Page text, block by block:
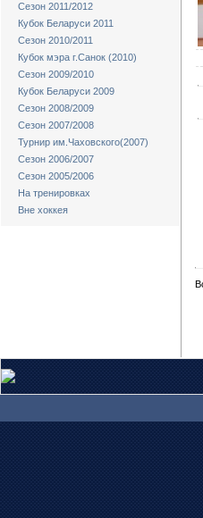
Сезон 2011/2012
Кубок Беларуси 2011
Сезон 2010/2011
Кубок мэра г.Санок (2010)
Сезон 2009/2010
Кубок Беларуси 2009
Сезон 2008/2009
Сезон 2007/2008
Турнир им.Чаховского(2007)
Сезон 2006/2007
Сезон 2005/2006
На тренировках
Вне хоккея